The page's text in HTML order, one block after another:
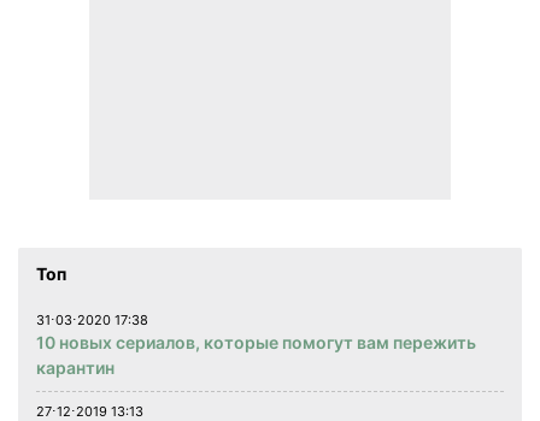
Топ
31⋅03⋅2020 17:38
10 новых сериалов, которые помогут вам пережить
карантин
27⋅12⋅2019 13:13